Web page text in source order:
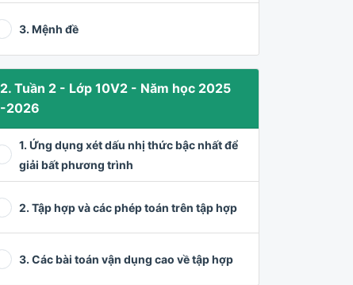
3. Mệnh đề
2. Tuần 2 - Lớp 10V2 - Năm học 2025
-2026
1. Ứng dụng xét dấu nhị thức bậc nhất để
giải bất phương trình
2. Tập hợp và các phép toán trên tập hợp
3. Các bài toán vận dụng cao về tập hợp